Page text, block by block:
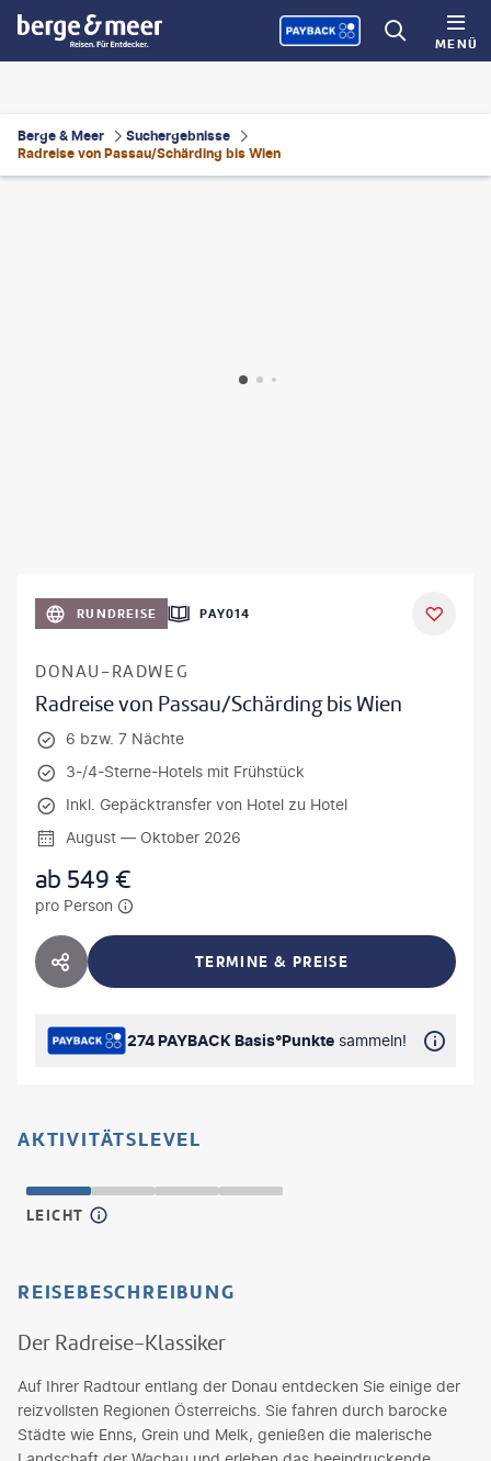
MENÜ
Berge & Meer
Suchergebnisse
Radreise von Passau/Schärding bis Wien
RUNDREISE PAY014
DONAU-RADWEG
Radreise von Passau/Schärding bis Wien
6 bzw. 7 Nächte
3-/4-Sterne-Hotels mit Frühstück
Inkl. Gepäcktransfer von Hotel zu Hotel
August — Oktober 2026
ab 549 €
pro Person
HOTEL TEILEN TERMINE & PREISE
274 PAYBACK Basis°Punkte sammeln!
AKTIVITÄTSLEVEL
LEICHT
REISEBESCHREIBUNG
Der Radreise-Klassiker
Auf Ihrer Radtour entlang der Donau entdecken Sie einige der
reizvollsten Regionen Österreichs. Sie fahren durch barocke
Städte wie Enns, Grein und Melk, genießen die malerische